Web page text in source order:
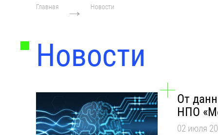
Главная → Новости
Новости
От
НПО
02 июля